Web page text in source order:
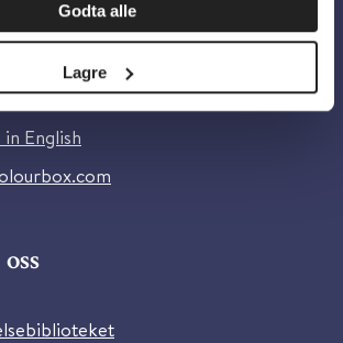
Godta alle
Lagre
og informasjonskapsler
English